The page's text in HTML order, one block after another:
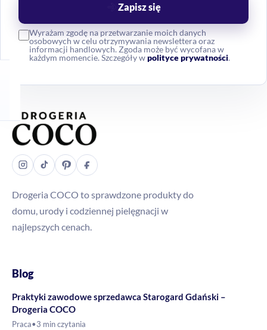
Wyrażam zgodę na przetwarzanie moich danych
osobowych w celu otrzymywania newslettera oraz
informacji handlowych. Zgoda może być wycofana w
każdym momencie. Szczegóły wpolityce prywatności.
Zapisz się
Drogeria COCO to sprawdzone produkty do
domu, urody i codziennej pielęgnacji w
najlepszych cenach.
Blog
Praktyki zawodowe sprzedawca Starogard Gdański –
Drogeria COCO
Praca•3 min czytania